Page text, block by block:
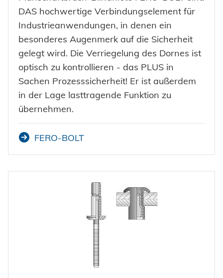
DAS hochwertige Verbindungselement für
Industrieanwendungen, in denen ein
besonderes Augenmerk auf die Sicherheit
gelegt wird. Die Verriegelung des Dornes ist
optisch zu kontrollieren - das PLUS in
Sachen Prozesssicherheit! Er ist außerdem
in der Lage lasttragende Funktion zu
übernehmen.
FERO-BOLT